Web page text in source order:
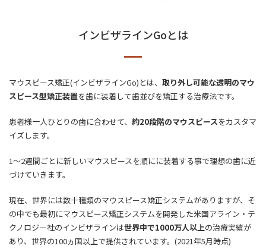
インビザラインGoとは
マウスピース矯正(インビザラインGo)とは、 取り外し可能な透明のマウ
スピース型矯正装置を歯に装着して歯並びを矯正する治療法です。
患者様一人ひとりの歯に合わせて、 約20段階のマウスピースをカスタマ
イズします。
1～2週間ごとに新しいマウスピースを順にに装着する事で理想の歯に近
づけていきます。
現在、世界には数十種類のマウスピース矯正システムがありますが、そ
の中でも最初にマウスピース矯正システムを開発した米国アライン・テ
クノロジー社のインビザラインは世界中で1000万人以上の治療実績が
あり、世界の100ヵ国以上で提供されています。(2021年5月時点)